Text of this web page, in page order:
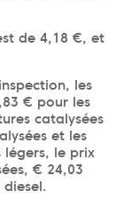
de 4,18 €, et
les
€ pour les
catalysées
et les
légers, le prix
€ 24,03